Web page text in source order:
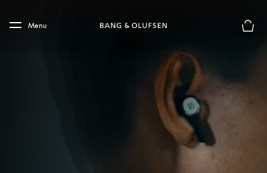
Skip to main footer
Menu